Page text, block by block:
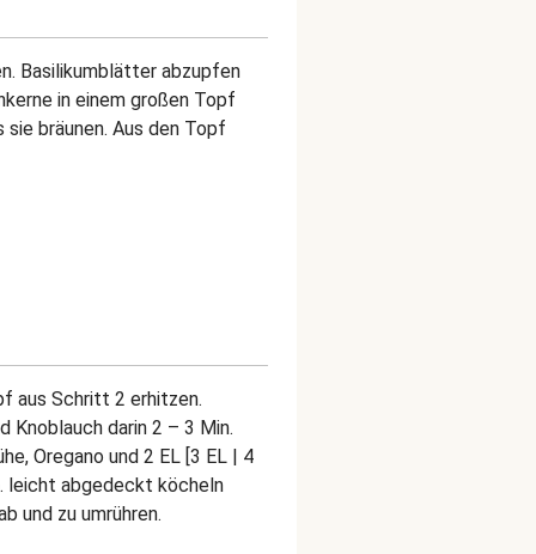
Basilikumblätter abzupfen
in einem großen Topf
bräunen. Aus den Topf
aus Schritt 2 erhitzen.
Knoblauch darin 2 – 3 Min.
Oregano und 2 EL [3 EL | 4
leicht abgedeckt köcheln
und zu umrühren.